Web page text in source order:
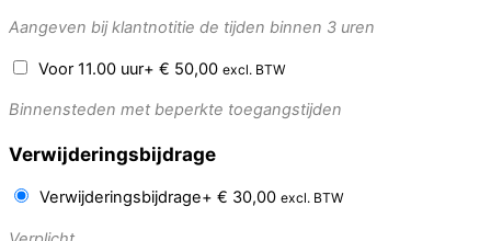
Aangeven bij klantnotitie de tijden binnen 3 uren
Voor 11.00 uur+ € 50,00 excl. BTW
Binnensteden met beperkte toegangstijden
Verwijderingsbijdrage
Verwijderingsbijdrage+ € 30,00 excl. BTW